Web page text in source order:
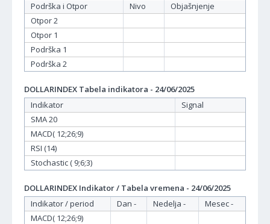
Podrška i Otpor
Nivo
Objašnjenje
Otpor 2
Otpor 1
Podrška 1
Podrška 2
DOLLARINDEX Tabela indikatora - 24/06/2025
Indikator
Signal
SMA 20
MACD( 12;26;9)
RSI (14)
Stochastic ( 9;6;3)
DOLLARINDEX Indikator / Tabela vremena - 24/06/2025
Indikator / period
Dan - Nedelja -
Mesec -
MACD( 12;26;9)